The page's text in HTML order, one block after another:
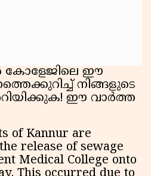
കോളേജിലെ ഈ
നിങ്ങളുടെ
ഈ വാർത്ത
of Kannur are
release of sewage
Medical College onto